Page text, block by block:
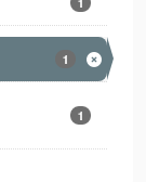
1
1